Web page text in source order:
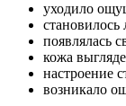
уходило
становилось
появлялась
кожа
настроение
возникало